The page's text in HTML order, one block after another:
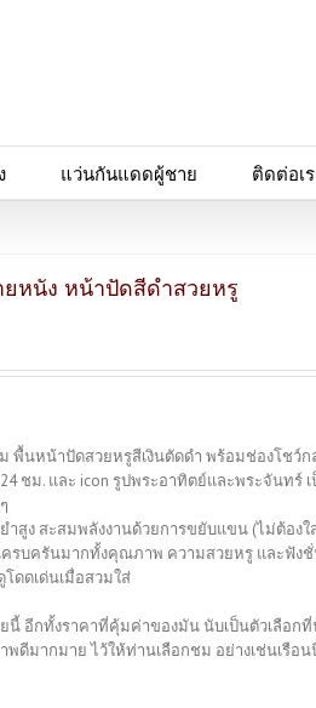
แว่นกันแดดผู้ชาย ติดต่อเ
ยหนัง หน้าปัดสีดำสวยหรู
พื้นหน้าปัดสวยหรูสีเงินตัดดำ พร้อมช่องโชว์
ชม. และ icon รูปพระอาทิตย์และพระจันทร์
ำสูง สะสมพลังงานด้วยการขยับแขน (ไม่ต้อง
รบครันมากทั้งคุณภาพ ความสวยหรู และฟังชั่
ดดเด่นเมื่อสวมใส่
อีกทั้งราคาที่คุ้มค่าของมัน นับเป็นตัวเลือกที่
ดีมากมาย ไว้ให้ท่านเลือกชม อย่างเช่นเรือน